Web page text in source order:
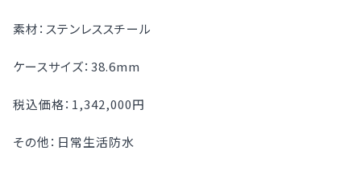
素材：ステンレススチール
ケースサイズ：38.6mm
税込価格：1,342,000円
その他：日常生活防水